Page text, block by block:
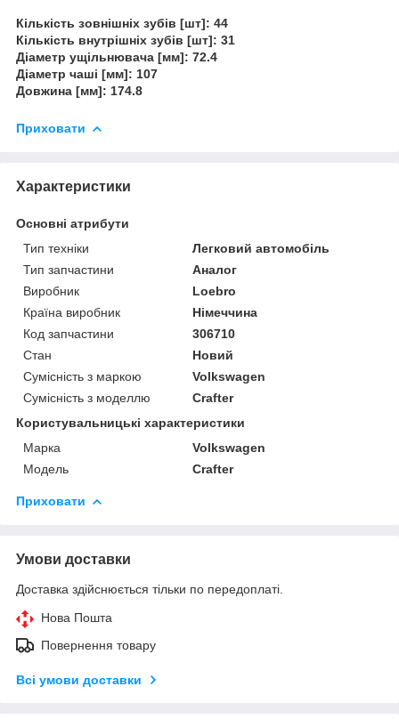
Кількість зовнішніх зубів [шт]: 44
Кількість внутрішніх зубів [шт]: 31
Діаметр ущільнювача [мм]: 72.4
Діаметр чаші [мм]: 107
Довжина [мм]: 174.8
Приховати
Характеристики
Основні атрибути
Тип техніки
Легковий автомобіль
Тип запчастини
Аналог
Виробник
Loebro
Країна виробник
Німеччина
Код запчастини
306710
Стан
Новий
Сумісність з маркою
Volkswagen
Сумісність з моделлю
Crafter
Користувальницькі характеристики
Марка
Volkswagen
Модель
Crafter
Приховати
Умови доставки
Доставка здійснюється тільки по передоплаті.
Нова Пошта
Повернення товару
Всі умови доставки